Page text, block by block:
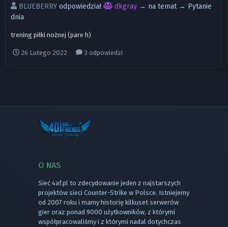
BLUEBERRY odpowiedział dkgray→ na temat → Pytanie
dnia
trening piłki nożnej (pare h)
26 Lutego 2022 3 odpowiedzi
O NAS
Sieć 4af.pl to zdecydowanie jeden z najstarszych
projektów sieci Counter-Strike w Polsce. Istniejemy
od 2007 roku i mamy historię kilkuset serwerów
gier oraz ponad 9000 użytkowników, z którymi
współpracowaliśmy i z którymi nadal dotychczas